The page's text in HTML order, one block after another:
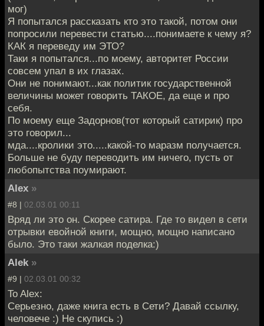
мог)
Я попытался рассказать кто это такой, потом они
попросили перевести статью....понимаете к чему я?
КАК я переведу им ЭТО?
Таки я попытался...по моему, авторитет России
совсем упал в их глазах.
Они не понимают...как политик государственной
величины может говорить ТАКОЕ, да еще и про
себя.
По моему еще Задорнов(тот который сатирик) про
это говорил...
мда....кролики это.....какой-то маразм получается.
Больше не буду переводить им ничего, пусть от
любопытства поумирают.
Alex »
#8 | 02.03.01 00:11
Вряд ли это он. Скорее сатира. Где то видел в сети
отрывки евойной книги, мощно, мощно написано
было. Это таки жалкая поделка:)
Alek »
#9 | 02.03.01 00:32
To Alex:
Серьезно, даже книга есть в Сети? Давай ссылку,
человече :) Не скупись :)